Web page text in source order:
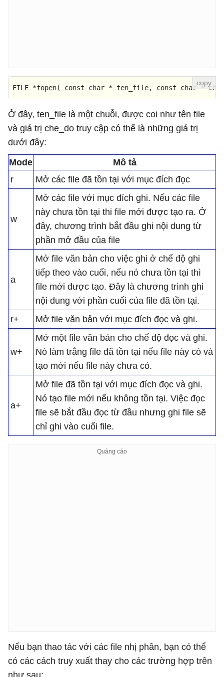
FILE *fopen( const char * ten_file, const char *
Ở đây, ten_file là một chuỗi, được coi như tên file
và giá trị che_do truy cập có thể là những giá trị
dưới đây:
Mode
Mô tả
r
Mở các file đã tồn tại với mục đích đọc
w
Mở các file với mục đích ghi. Nếu các file
này chưa tồn tại thi file mới được tạo ra. Ở
đây, chương trình bắt đầu ghi nội dung từ
phần mở đầu của file
a
Mở file văn bản cho việc ghi ở chế độ ghi
tiếp theo vào cuối, nếu nó chưa tồn tại thì
file mới được tạo. Đây là chương trình ghi
nội dung với phần cuối của file đã tồn tại.
r+
Mở file văn bản với mục đích đọc và ghi.
w+
Mở một file văn bản cho chế độ đọc và ghi.
Nó làm trắng file đã tồn tại nếu file này có và
tạo mới nếu file này chưa có.
a+
Mở file đã tồn tại với mục đích đọc và ghi.
Nó tạo file mới nếu không tồn tại. Việc đọc
file sẽ bắt đầu đọc từ đầu nhưng ghi file sẽ
chỉ ghi vào cuối file.
Nếu bạn thao tác với các file nhị phân, bạn có thể
có các cách truy xuất thay cho các trường hợp trên
như sau: